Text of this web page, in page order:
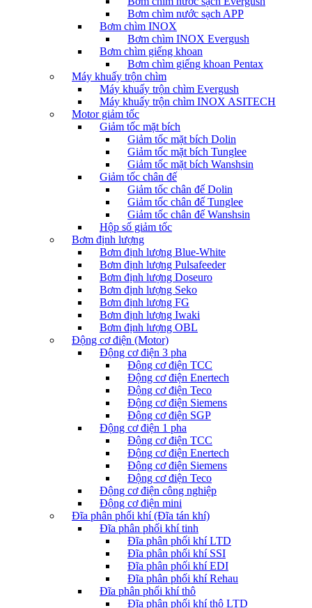
Bơm chìm nước sạch APP
Bơm chìm INOX
Bơm chìm INOX Evergush
Bơm chìm giếng khoan
Bơm chìm giếng khoan Pentax
Máy khuấy trộn chìm
Máy khuấy trộn chìm Evergush
Máy khuấy trộn chìm INOX ASITECH
Motor giảm tốc
Giảm tốc mặt bích
Giảm tốc mặt bích Dolin
Giảm tốc mặt bích Tunglee
Giảm tốc mặt bích Wanshsin
Giảm tốc chân đế
Giảm tốc chân đế Dolin
Giảm tốc chân đế Tunglee
Giảm tốc chân đế Wanshsin
Hộp số giảm tốc
Bơm định lượng
Bơm định lượng Blue-White
Bơm định lượng Pulsafeeder
Bơm định lượng Doseuro
Bơm định lượng Seko
Bơm định lượng FG
Bơm định lượng Iwaki
Bơm định lượng OBL
Động cơ điện (Motor)
Động cơ điện 3 pha
Động cơ điện TCC
Động cơ điện Enertech
Động cơ điện Teco
Động cơ điện Siemens
Động cơ điện SGP
Động cơ điện 1 pha
Động cơ điện TCC
Động cơ điện Enertech
Động cơ điện Siemens
Động cơ điện Teco
Động cơ điện công nghiệp
Động cơ điện mini
Đĩa phân phối khí (Đĩa tán khí)
Đĩa phân phối khí tinh
Đĩa phân phối khí LTD
Đĩa phân phối khí SSI
Đĩa phân phối khí EDI
Đĩa phân phối khí Rehau
Đĩa phân phối khí thô
Đĩa phân phối khí thô LTD